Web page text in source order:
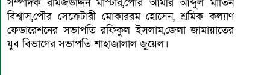
বিশ্বাস,পৌর সেক্রেটারী মোকাররম হোসেন, শ্রমিক কল্যাণ
ফেডারেশনের সভাপতি রফিকুল ইসলাম,জেলা জামায়াতের
যুব বিভাগের সভাপতি শাহাজালাল জুয়েল।